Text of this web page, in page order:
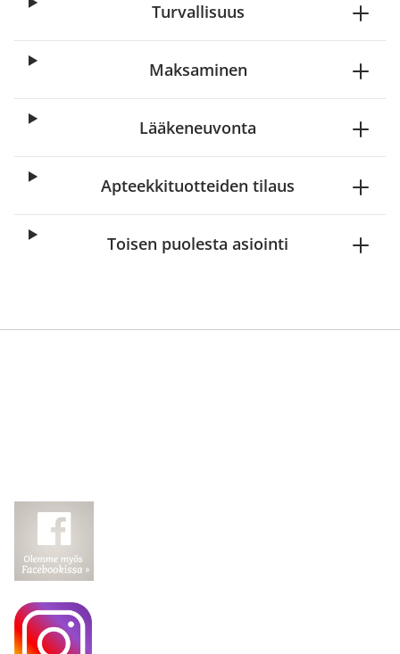
Turvallisuus
Maksaminen
Lääkeneuvonta
Apteekkituotteiden tilaus
Toisen puolesta asiointi